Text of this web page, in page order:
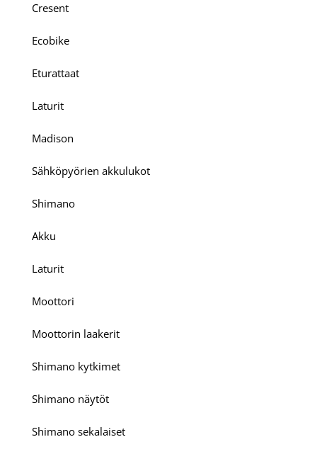
Cresent
Ecobike
Eturattaat
Laturit
Madison
Sähköpyörien akkulukot
Shimano
Akku
Laturit
Moottori
Moottorin laakerit
Shimano kytkimet
Shimano näytöt
Shimano sekalaiset